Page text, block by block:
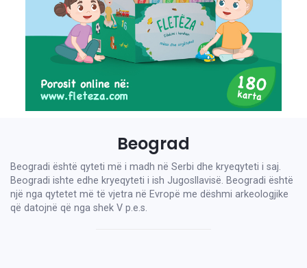
Beograd
Beogradi është qyteti më i madh në Serbi dhe kryeqyteti i saj.
Beogradi ishte edhe kryeqyteti i ish Jugosllavisë. Beogradi është
një nga qytetet më të vjetra në Evropë me dëshmi arkeologjike
që datojnë që nga shek V p.e.s.